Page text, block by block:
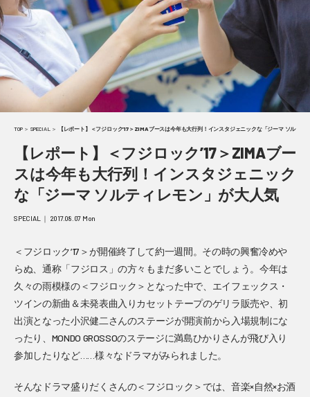
TOP＞ SPECIAL＞ 【レポート】＜フジロック’17＞ZIMAブースは今年も大行列！インスタジェニックな「ジーマ ソルティ
【レポート】＜フジロック’17＞ZIMAブー
スは今年も大行列！インスタジェニック
な「ジーマ ソルティレモン」が大人気
SPECIAL ｜ 2017.08.07 Mon
＜フジロック’17＞が開催終了して約一週間。その時の興奮冷めや
らぬ、通称「フジロス」の方々もまだ多いことでしょう。今年は
久々の雨模様の＜フジロック＞となった中で、エイフェックス・
ツインの新曲＆未発表曲入りカセットテープのゲリラ販売や、初
出演となった小沢健二さんのステージが開演前から入場規制にな
ったり、MONDO GROSSOのステージに満島ひかりさんが飛び入り
参加したりなど……様々なドラマがみられました。
そんなドラマ盛りだくさんの＜フジロック＞では、音楽×自然×お酒